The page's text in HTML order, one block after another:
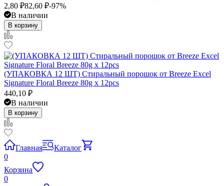
2,80 ₽82,60 ₽-97%
В наличии
В корзину
(УПАКОВКА 12 ШТ) Стиральный порошок от Breeze Excel
Signature Floral Breeze 80g x 12pcs
440,10 ₽
В наличии
В корзину
Главная
Каталог
0
Корзина
0